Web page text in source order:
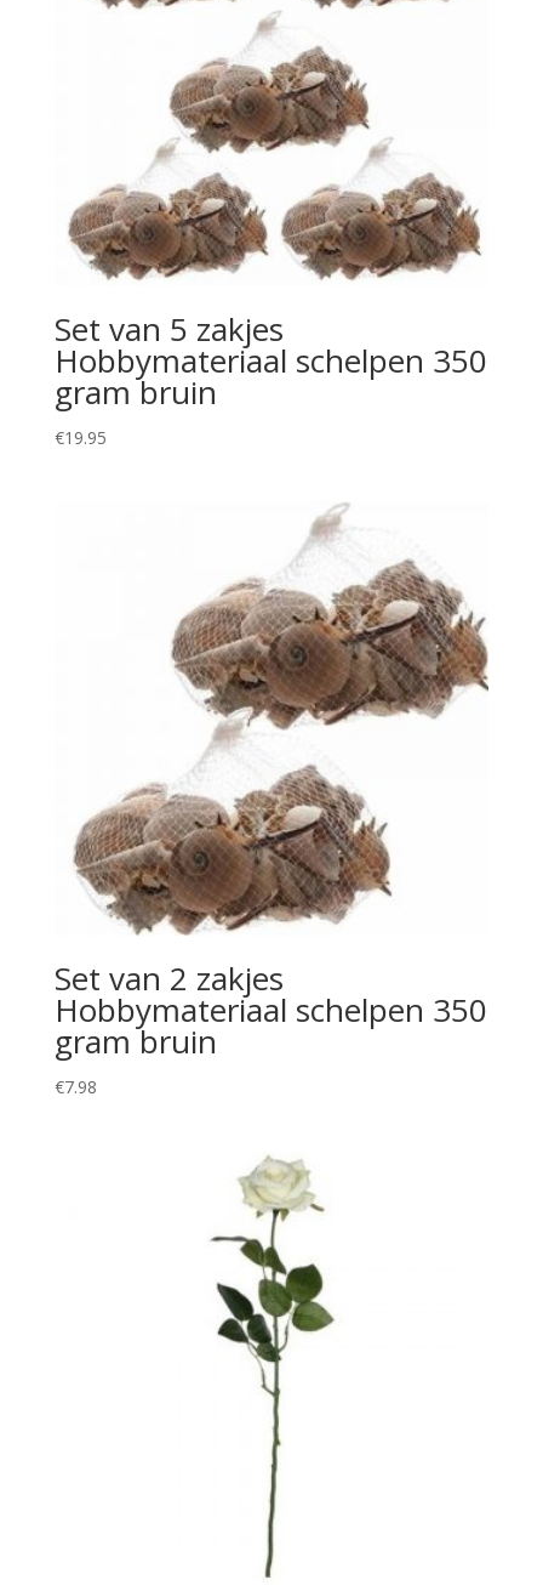
Set van 5 zakjes
Hobbymateriaal schelpen 350
gram bruin
€19.95
Set van 2 zakjes
Hobbymateriaal schelpen 350
gram bruin
€7.98